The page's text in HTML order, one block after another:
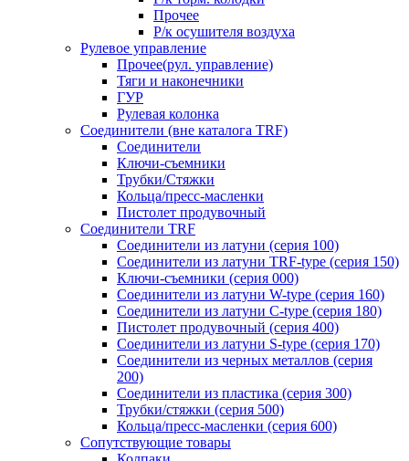
Прочее
Р/к осушителя воздуха
Рулевое управление
Прочее(рул. управление)
Тяги и наконечники
ГУР
Рулевая колонка
Соединители (вне каталога TRF)
Соединители
Ключи-cъемники
Трубки/Стяжки
Кольца/пресс-масленки
Пистолет продувочный
Соединители TRF
Соединители из латуни (серия 100)
Соединители из латуни TRF-type (серия 150)
Ключи-съемники (серия 000)
Соединители из латуни W-type (серия 160)
Соединители из латуни С-type (серия 180)
Пистолет продувочный (серия 400)
Соединители из латуни S-type (серия 170)
Соединители из черных металлов (серия
200)
Соединители из пластика (серия 300)
Трубки/стяжки (серия 500)
Кольца/пресс-масленки (серия 600)
Сопутствующие товары